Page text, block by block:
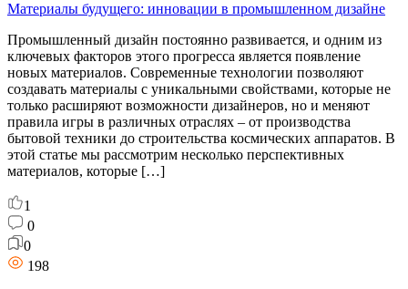
Материалы будущего: инновации в промышленном дизайне
Промышленный дизайн постоянно развивается, и одним из
ключевых факторов этого прогресса является появление
новых материалов. Современные технологии позволяют
создавать материалы с уникальными свойствами, которые не
только расширяют возможности дизайнеров, но и меняют
правила игры в различных отраслях – от производства
бытовой техники до строительства космических аппаратов. В
этой статье мы рассмотрим несколько перспективных
материалов, которые […]
1
0
0
198